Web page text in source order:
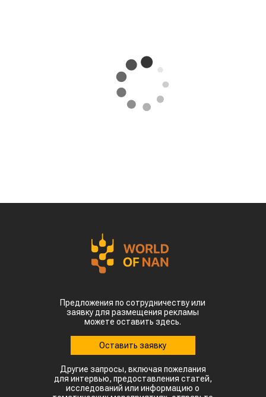
Предложения по сотрудничеству или
заявку для размещения рекламы
можете оставить здесь.
Оставить заявку
Другие запросы, включая пожелания
для интервью, предоставления статей,
исследований или информацию о